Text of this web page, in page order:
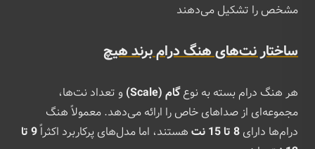
مشخص را تشکیل می‌دهند
ساختار نت‌های هنگ درام برند هیچ
هر هنگ درام بسته به نوعگام (Scale)
و تعداد نت‌ها،
مجموعه‌ای از صداهای خاص را ارائه می‌دهد. معمولاً هنگ
درام‌ها دارای 8 تا 15 نت هستند، اما مدل‌های پرکاربرد اکثراً
9 تا